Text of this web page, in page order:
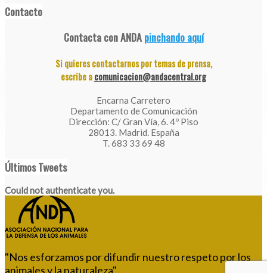
Contacto
Contacta con ANDApinchando aquí
Si quieres contactarnos por temas de prensa,
escribe acomunicacion@andacentral.org
Encarna Carretero
Departamento de Comunicación
Dirección: C/ Gran Vía, 6. 4º Piso
28013. Madrid. España
T. 683 33 69 48
Últimos Tweets
Could not authenticate you.
"Nos esforzamos por difundir nuestro respeto por los
animales y la naturaleza"